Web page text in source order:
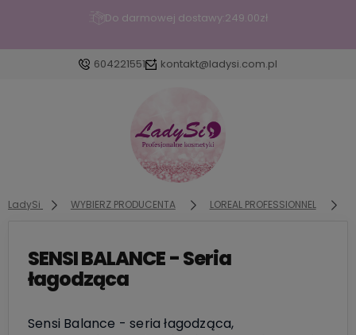
Do darmowej dostawy:249.00zł
604221551 kontakt@ladysi.com.pl
Zaloguj się
Załóż konto
Wybierz coś dla siebie z naszej aktualnej oferty lub
zaloguj się, aby przywrócić dodane produkty do
LadySi WYBIERZ PRODUCENTA LOREAL PROFESSIONNEL
SENSI BALANCE - Seria
łagodząca
Sensi Balance - seria łagodząca,